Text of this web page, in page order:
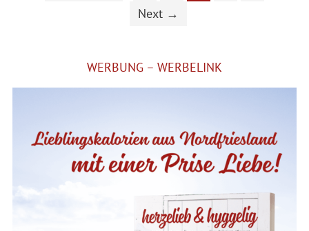
Next →
WERBUNG – WERBELINK